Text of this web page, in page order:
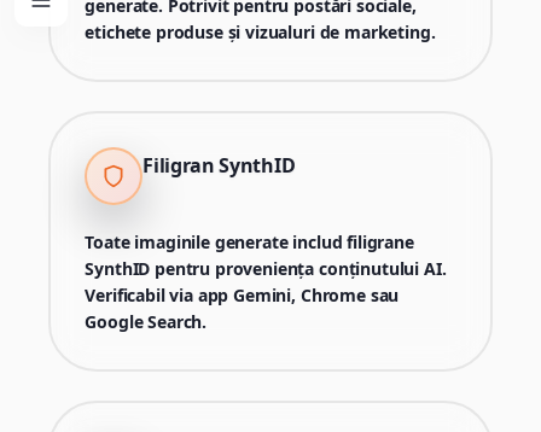
generate. Potrivit pentru postări sociale,
etichete produse și vizualuri de marketing.
Filigran SynthID
Toate imaginile generate includ filigrane
SynthID pentru proveniența conținutului AI.
Verificabil via app Gemini, Chrome sau
Google Search.